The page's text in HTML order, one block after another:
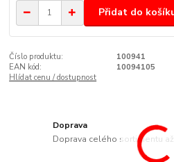
Přidat do
Číslo produktu:
100941
EAN kód:
10094105
Hlídat cenu / dostupnost
Doprava
Doprava celého sortimentu